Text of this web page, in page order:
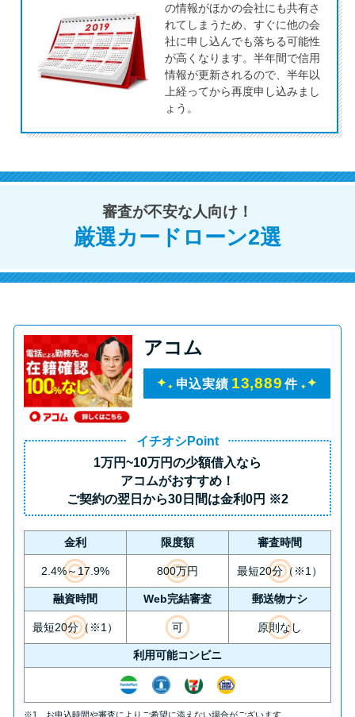
今月の家賃払えない…2ヵ月目に
は解決しないと危険な理由と対
処法3つ
家賃払えないが強制退去は避け
法2選
に悩む人へ街金をおすすめしな
い理由
質屋でお金を借りるには？年利
較
未成年でもお金を借りられる？
学生がお金を借りる方法があ
る？
学生がお金を借りる方法は？親
へのバレにくさや将来への影響
を解説
ソフト闇金とは？悪質な手口に
は要注意！
090金融（闇金）からお金を借り
てはいけない理由と借りた場合
の対処法
の情報がほかの会社にも共有さ
れてしまうため、すぐに他の会
社に申し込んでも落ちる可能性
が高くなります。半年間で信用
情報が更新されるので、半年以
上経ってから再度申し込みまし
ょう。
審査が不安な人向け！
厳選カードローン2選
アコム
申込実績 13,889 件
イチオシPoint
1万円~10万円の少額借入なら
アコムがおすすめ！
ご契約の翌日から30日間は金利0円 ※2
金利 限度額 審査時間
2.4%～17.9% 800万円 最短20分（※1）
融資時間 Web完結審査 郵送物ナシ
最短20分（※1） 可 原則なし
利用可能コンビニ
※1 お申込時間や審査によりご希望に添えない場合がございます。